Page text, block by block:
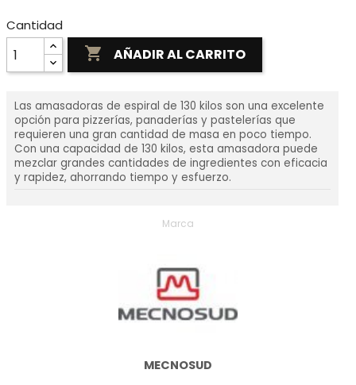
Cantidad
 AÑADIR AL CARRITO
Las amasadoras de espiral de 130 kilos son una excelente
opción para pizzerías, panaderías y pastelerías que
requieren una gran cantidad de masa en poco tiempo.
Con una capacidad de 130 kilos, esta amasadora puede
mezclar grandes cantidades de ingredientes con eficacia
y rapidez, ahorrando tiempo y esfuerzo.
Marca
MECNOSUD